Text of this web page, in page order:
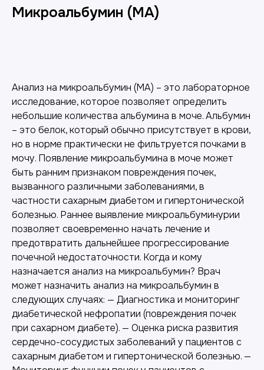
Микроальбумин (MA)
Анализ на микроальбумин (МА) – это лабораторное
исследование, которое позволяет определить
небольшие количества альбумина в моче. Альбумин
– это белок, который обычно присутствует в крови,
но в норме практически не фильтруется почками в
мочу. Появление микроальбумина в моче может
быть ранним признаком повреждения почек,
вызванного различными заболеваниями, в
частности сахарным диабетом и гипертонической
болезнью. Раннее выявление микроальбуминурии
позволяет своевременно начать лечение и
предотвратить дальнейшее прогрессирование
почечной недостаточности. Когда и кому
назначается анализ на микроальбумин? Врач
может назначить анализ на микроальбумин в
следующих случаях: — Диагностика и мониторинг
диабетической нефропатии (повреждения почек
при сахарном диабете). — Оценка риска развития
сердечно-сосудистых заболеваний у пациентов с
сахарным диабетом и гипертонической болезнью. —